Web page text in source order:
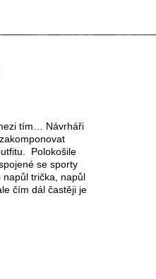
tím… Návrháři
Polokošile
se sporty
napůl trička, napůl
čím dál častěji je